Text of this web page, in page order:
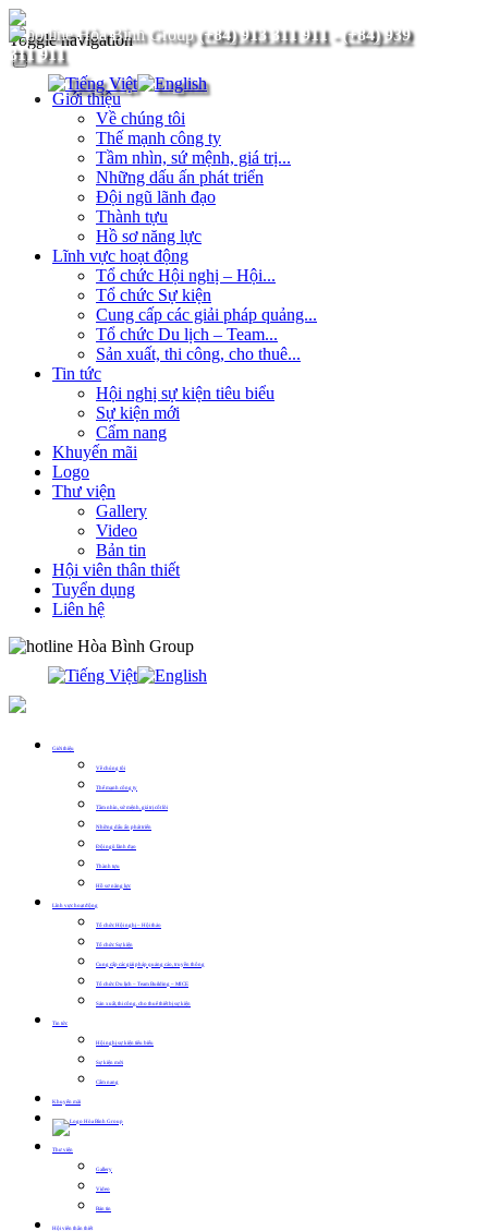
(+84) 913 311 911- (+84) 939
311 911
Toggle navigation
Giới thiệu
Về chúng tôi
Thế mạnh công ty
Tầm nhìn, sứ mệnh, giá trị...
Những dấu ấn phát triển
Đội ngũ lãnh đạo
Thành tựu
Hồ sơ năng lực
Lĩnh vực hoạt động
Tổ chức Hội nghị – Hội...
Tổ chức Sự kiện
Cung cấp các giải pháp quảng...
Tổ chức Du lịch – Team...
Sản xuất, thi công, cho thuê...
Tin tức
Hội nghị sự kiện tiêu biểu
Sự kiện mới
Cẩm nang
Khuyến mãi
Logo
Thư viện
Gallery
Video
Bản tin
Hội viên thân thiết
Tuyển dụng
Liên hệ
Giới thiệu
Về chúng tôi
Thế mạnh công ty
Tầm nhìn, sứ mệnh, giá trị cốt lõi
Những dấu ấn phát triển
Đội ngũ lãnh đạo
Thành tựu
Hồ sơ năng lực
Lĩnh vực hoạt động
Tổ chức Hội nghị – Hội thảo
Tổ chức Sự kiện
Cung cấp các giải pháp quảng cáo, truyền thông
Tổ chức Du lịch – Team Building – MICE
Sản xuất, thi công, cho thuê thiết bị sự kiện
Tin tức
Hội nghị sự kiện tiêu biểu
Sự kiện mới
Cẩm nang
Khuyến mãi
Thư viện
Gallery
Video
Bản tin
Hội viên thân thiết